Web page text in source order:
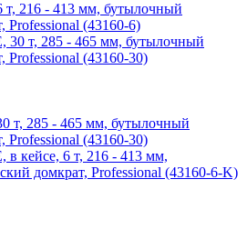
216 - 413 мм, бутылочный
Professional (43160-6)
т, 285 - 465 мм, бутылочный
Professional (43160-30)